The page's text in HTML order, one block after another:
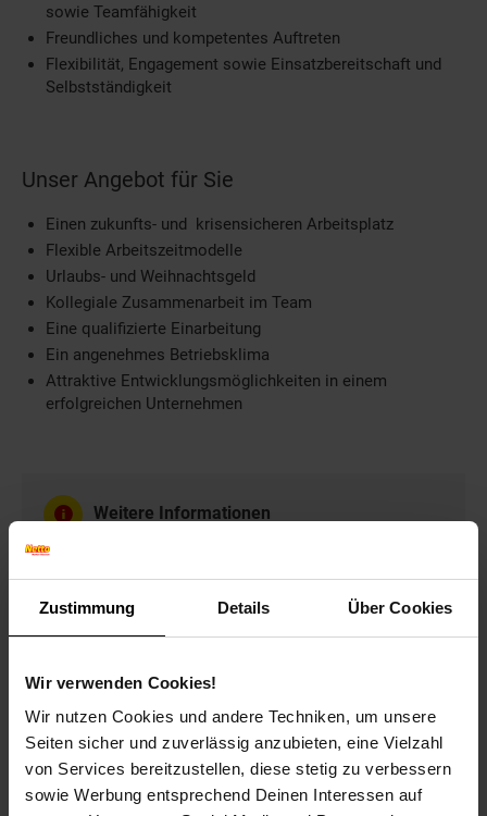
Zustimmung Details Über Cookies
Wir verwenden Cookies!
Wir nutzen Cookies und andere Techniken, um unsere
Seiten sicher und zuverlässig anzubieten, eine Vielzahl
von Services bereitzustellen, diese stetig zu verbessern
sowie Werbung entsprechend Deinen Interessen auf
sowie Teamfähigkeit
Freundliches und kompetentes Auftreten
Flexibilität, Engagement sowie Einsatzbereitschaft und
Selbstständigkeit
Unser Angebot für Sie
Einen zukunfts- und krisensicheren Arbeitsplatz
Flexible Arbeitszeitmodelle
Urlaubs- und Weihnachtsgeld
Kollegiale Zusammenarbeit im Team
Eine qualifizierte Einarbeitung
Ein angenehmes Betriebsklima
Attraktive Entwicklungsmöglichkeiten in einem
erfolgreichen Unternehmen
Weitere Informationen
Folge uns auf Social Media!